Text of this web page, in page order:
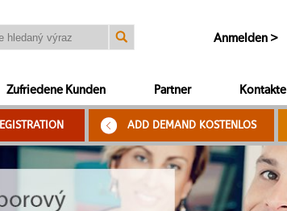
Anmelden >
Zufriedene Kunden Partner Kontakte
ADD DEMAND KOSTENLOS